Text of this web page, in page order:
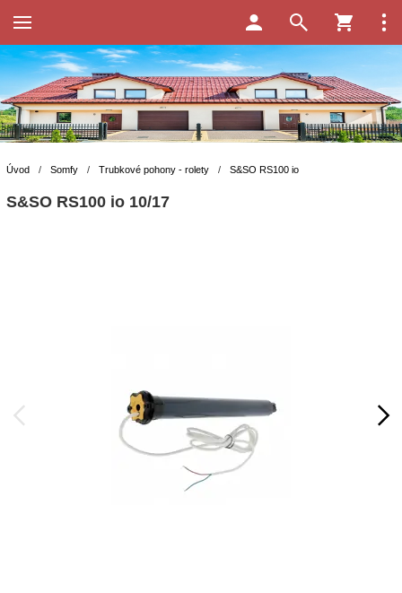
Úvod / Somfy / Trubkové pohony - rolety / S&SO RS100 io
S&SO RS100 io 10/17